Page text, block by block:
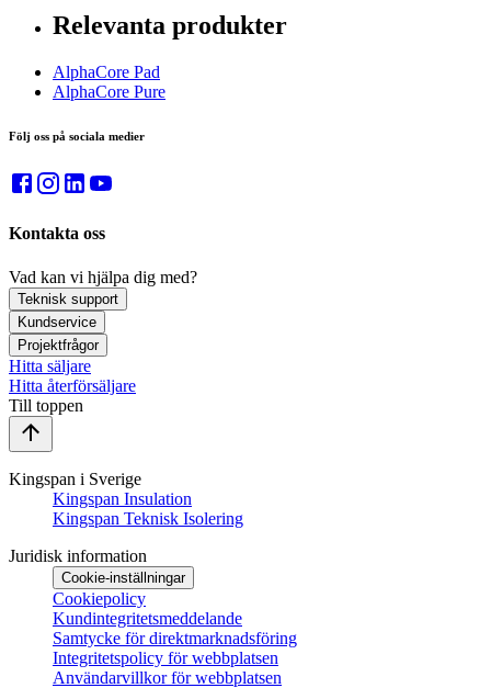
Relevanta produkter
AlphaCore Pad
AlphaCore Pure
Följ oss på sociala medier
Kontakta oss
Vad kan vi hjälpa dig med?
Teknisk support
Kundservice
Projektfrågor
Hitta säljare
Hitta återförsäljare
Till toppen
Kingspan i Sverige
Kingspan Insulation
Kingspan Teknisk Isolering
Juridisk information
Cookie-inställningar
Cookiepolicy
Kundintegritetsmeddelande
Samtycke för direktmarknadsföring
Integritetspolicy för webbplatsen
Användarvillkor för webbplatsen